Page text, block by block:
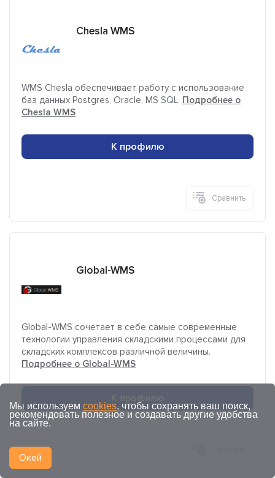
Chesla WMS
WMS Chesla обеспечивает работу с использование
баз данных Postgres, Oracle, MS SQL. Подробнее о
Chesla WMS
К профилю
Сравнить
Global-WMS
Global-WMS сочетает в себе самые современные
технологии управления складскими процессами для
складских комплексов различной величины.
Подробнее о Global-WMS
Мы используем cookies, чтобы сохранять ваш поиск,
рекомендовать полезное и создавать другие удобства
на сайте.
Окей